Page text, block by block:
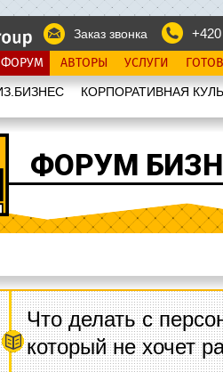
Заказ звонка
ФОРУМ АВТОРЫ УСЛУГИ
КОРПОРАТИВНАЯ
ФОРУМ
Что делать с
который не хочет